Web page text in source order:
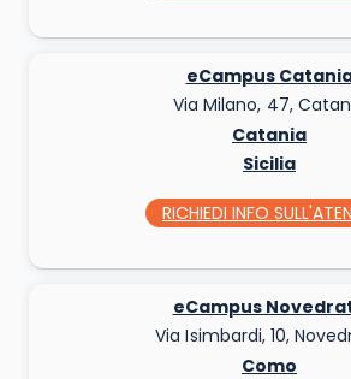
eCampus
Via Milano, 47,
Catania
Sicilia
RICHIEDI INFO
eCampus
Via Isimbardi, 10,
Como